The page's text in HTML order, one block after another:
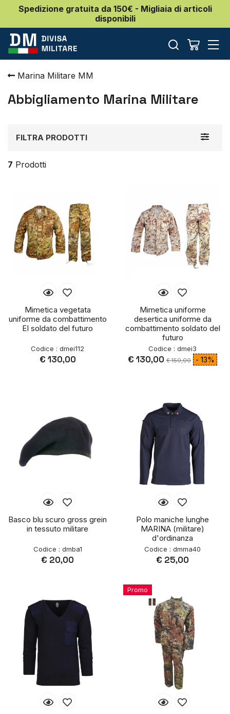
Spedizione gratuita da 150€ - Migliaia di articoli
disponibili
Marina Militare MM
Abbigliamento Marina Militare
Toggle
FILTRA PRODOTTI
7 Prodotti
Mimetica vegetata
uniforme da combattimento
EI soldato del futuro
Codice : dmei112
€ 130,00
Mimetica uniforme
desertica uniforme da
combattimento soldato del
futuro
Codice : dmei3
€ 130,00 € 150,00 - 13%
Basco blu scuro gross grein
in tessuto militare
Codice : dmba1
€ 20,00
Polo maniche lunghe
MARINA (militare)
d'ordinanza
Codice : dmma40
€ 25,00
Promo